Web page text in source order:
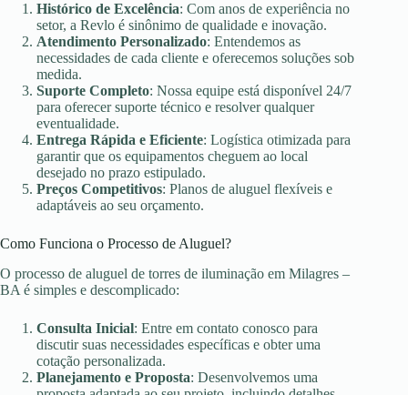
Histórico de Excelência: Com anos de experiência no
setor, a Revlo é sinônimo de qualidade e inovação.
Atendimento Personalizado: Entendemos as
necessidades de cada cliente e oferecemos soluções sob
medida.
Suporte Completo: Nossa equipe está disponível 24/7
para oferecer suporte técnico e resolver qualquer
eventualidade.
Entrega Rápida e Eficiente: Logística otimizada para
garantir que os equipamentos cheguem ao local
desejado no prazo estipulado.
Preços Competitivos: Planos de aluguel flexíveis e
adaptáveis ao seu orçamento.
Como Funciona o Processo de Aluguel?
O processo de aluguel de torres de iluminação em Milagres –
BA é simples e descomplicado:
Consulta Inicial: Entre em contato conosco para
discutir suas necessidades específicas e obter uma
cotação personalizada.
Planejamento e Proposta: Desenvolvemos uma